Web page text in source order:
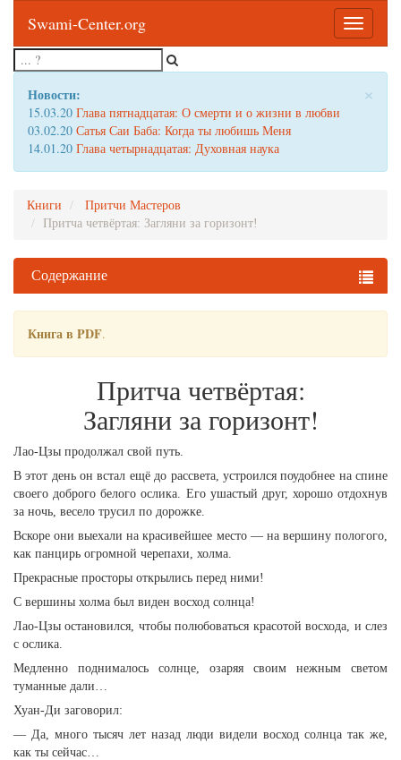
Toggle
Swami-Center.org
×
Новости:
15.03.20 Глава пятнадцатая: О смерти и о жизни в любви
03.02.20 Сатья Саи Баба: Когда ты любишь Меня
14.01.20 Глава четырнадцатая: Духовная наука
Книги
Притчи Мастеров
Притча четвёртая: Загляни за горизонт!
Содержание
Книга в PDF.
Притча четвёртая:
Загляни за горизонт!
Лао-Цзы продолжал свой путь.
В этот день он встал ещё до рассвета, устроился поудобнее на спине
своего доброго белого ослика. Его ушастый друг, хорошо отдохнув
за ночь, весело трусил по дорожке.
Вскоре они выехали на красивейшее место — на вершину пологого,
как панцирь огромной черепахи, холма.
Прекрасные просторы открылись перед ними!
С вершины холма был виден восход солнца!
Лао-Цзы остановился, чтобы полюбоваться красотой восхода, и слез
с ослика.
Медленно поднималось солнце, озаряя своим нежным светом
туманные дали…
Хуан-Ди заговорил:
— Да, много тысяч лет назад люди видели восход солнца так же,
как ты сейчас…